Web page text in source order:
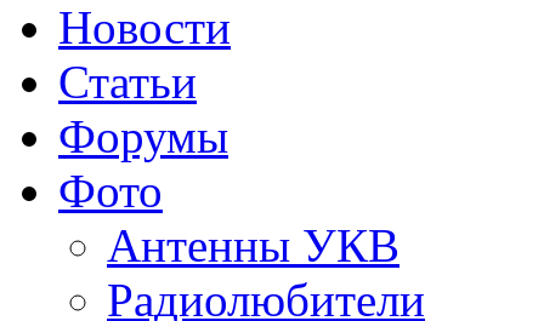
Новости
Статьи
Форумы
Фото
Антенны УКВ
Радиолюбители